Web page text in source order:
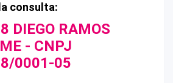
consulta:
DIEGO RAMOS
- CNPJ
0001-05